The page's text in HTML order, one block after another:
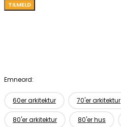
Emneord:
60er arkitektur 70'er arkitektur
80'er arkitektur 80'er hus